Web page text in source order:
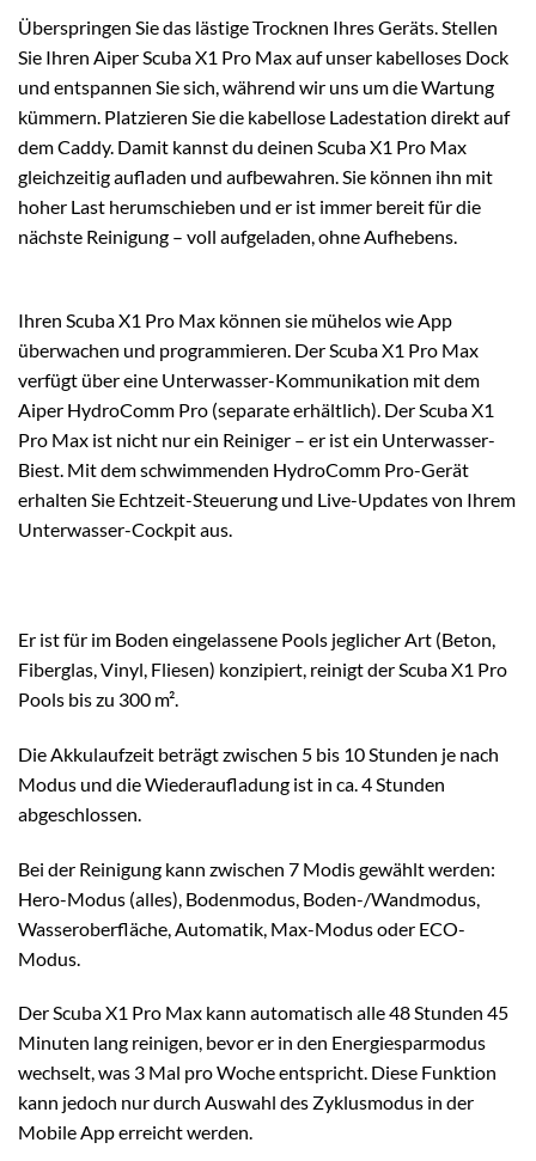
Überspringen Sie das lästige Trocknen Ihres Geräts. Stellen
Sie Ihren Aiper Scuba X1 Pro Max auf unser kabelloses Dock
und entspannen Sie sich, während wir uns um die Wartung
kümmern. Platzieren Sie die kabellose Ladestation direkt auf
dem Caddy. Damit kannst du deinen Scuba X1 Pro Max
gleichzeitig aufladen und aufbewahren. Sie können ihn mit
hoher Last herumschieben und er ist immer bereit für die
nächste Reinigung – voll aufgeladen, ohne Aufhebens.
Ihren Scuba X1 Pro Max können sie mühelos wie App
überwachen und programmieren. Der Scuba X1 Pro Max
verfügt über eine Unterwasser-Kommunikation mit dem
Aiper HydroComm Pro (separate erhältlich). Der Scuba X1
Pro Max ist nicht nur ein Reiniger – er ist ein Unterwasser-
Biest. Mit dem schwimmenden HydroComm Pro-Gerät
erhalten Sie Echtzeit-Steuerung und Live-Updates von Ihrem
Unterwasser-Cockpit aus.
Er ist für im Boden eingelassene Pools jeglicher Art (Beton,
Fiberglas, Vinyl, Fliesen) konzipiert, reinigt der Scuba X1 Pro
Pools bis zu 300 m².
Die Akkulaufzeit beträgt zwischen 5 bis 10 Stunden je nach
Modus und die Wiederaufladung ist in ca. 4 Stunden
abgeschlossen.
Bei der Reinigung kann zwischen 7 Modis gewählt werden:
Hero-Modus (alles), Bodenmodus, Boden-/Wandmodus,
Wasseroberfläche, Automatik, Max-Modus oder ECO-
Modus.
Der Scuba X1 Pro Max kann automatisch alle 48 Stunden 45
Minuten lang reinigen, bevor er in den Energiesparmodus
wechselt, was 3 Mal pro Woche entspricht. Diese Funktion
kann jedoch nur durch Auswahl des Zyklusmodus in der
Mobile App erreicht werden.